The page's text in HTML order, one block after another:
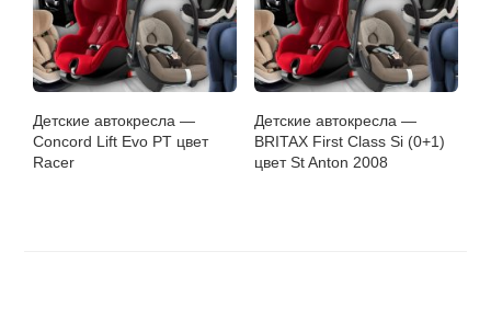
Детские автокресла —
Concord Lift Evo PT цвет
Racer
Детские автокресла —
BRITAX First Class Si (0+1)
цвет St Anton 2008